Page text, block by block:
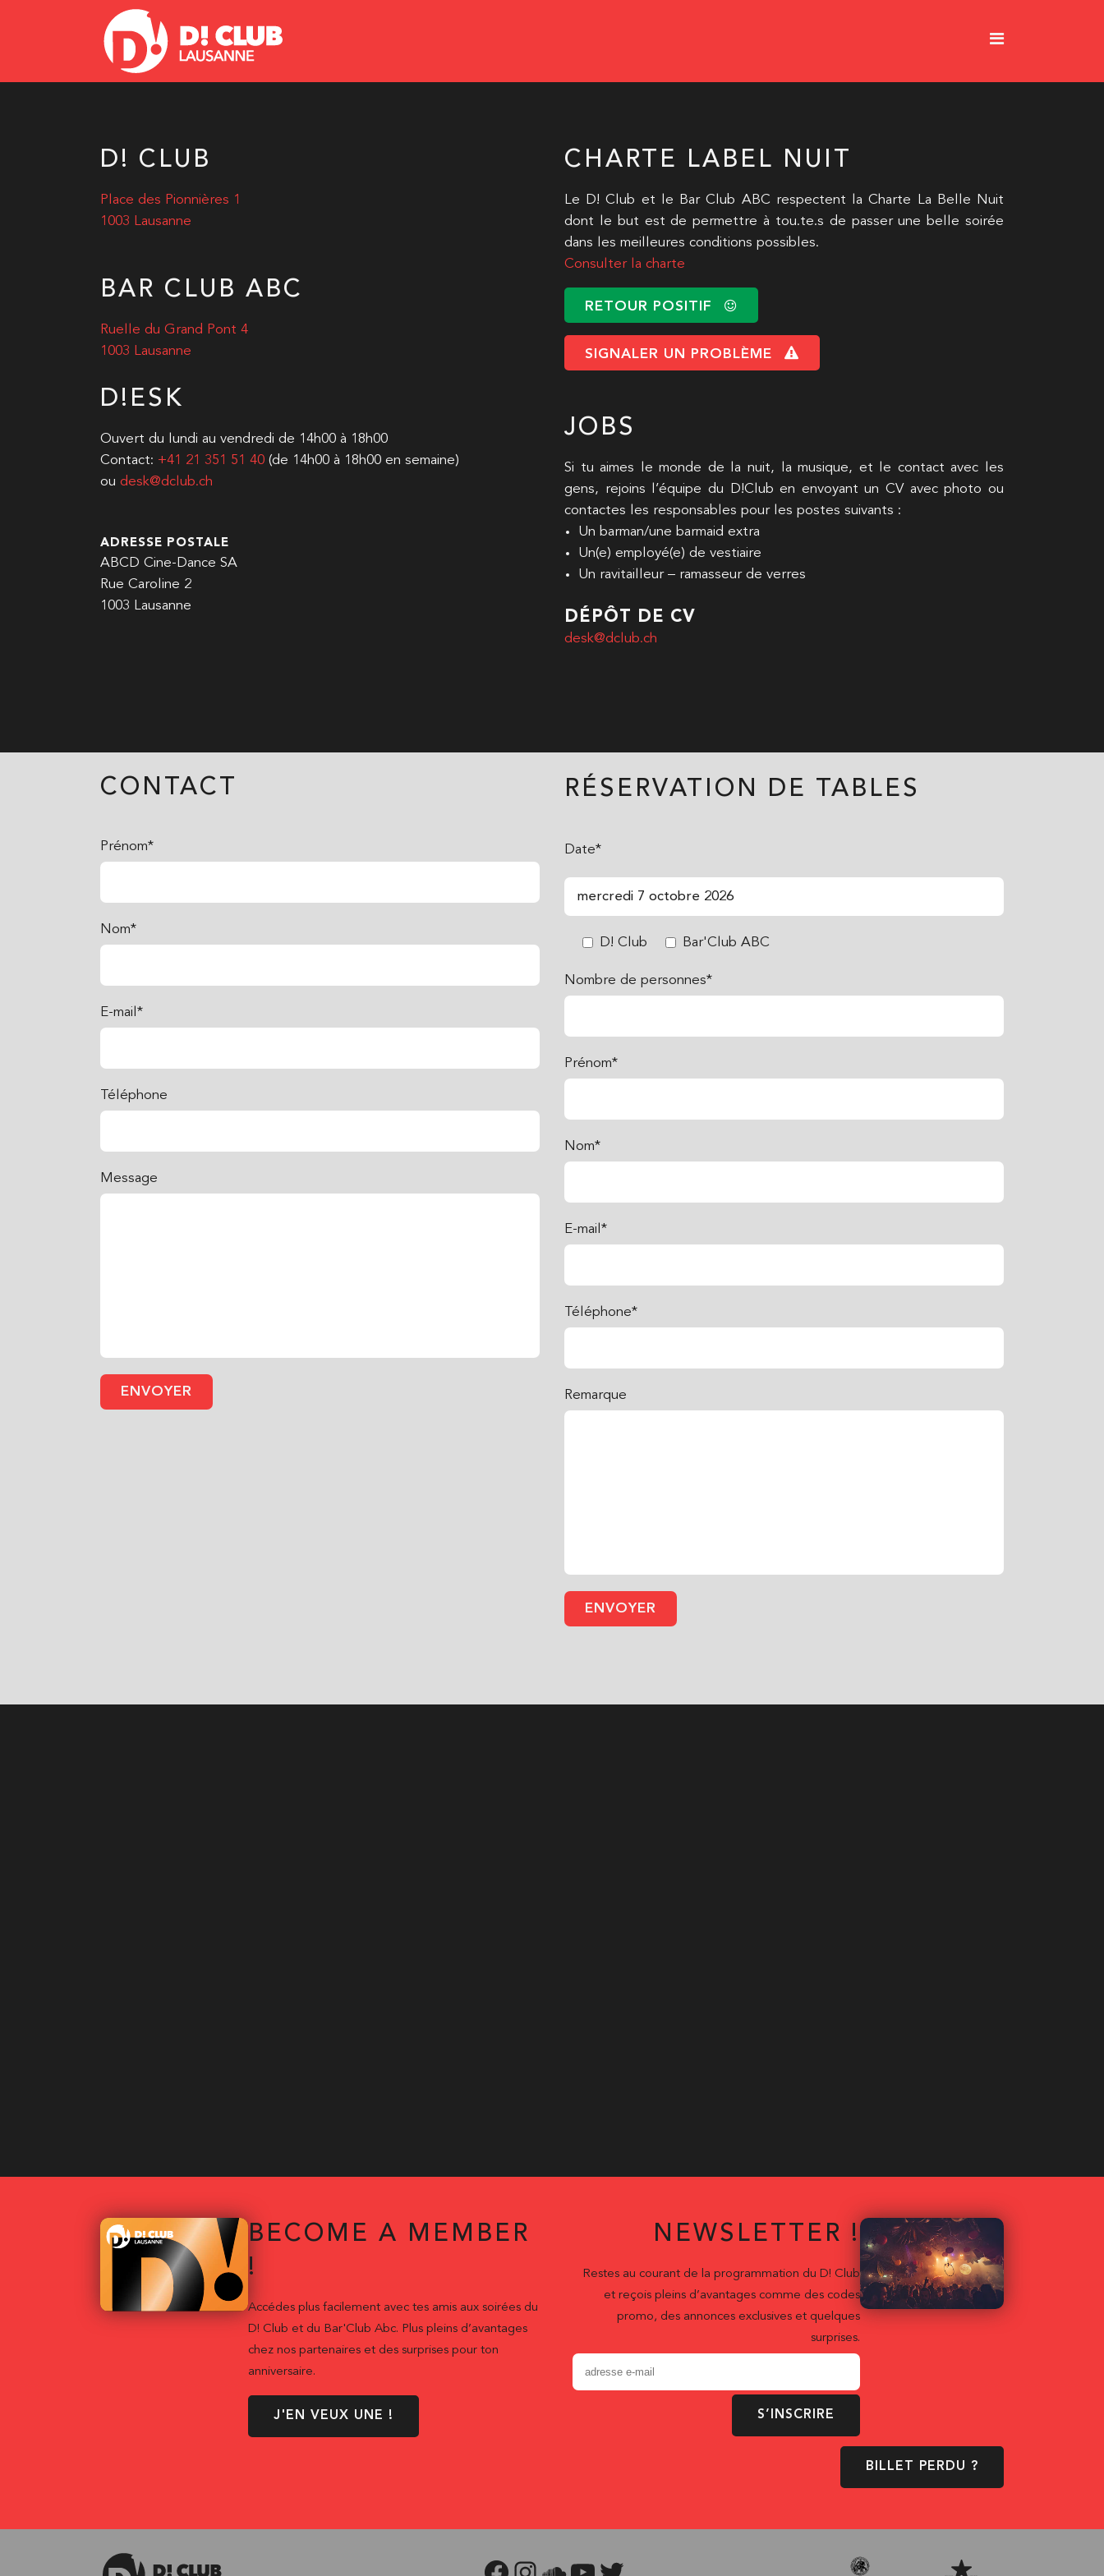
D! CLUB
Place des Pionnières 1
1003 Lausanne
BAR CLUB ABC
Ruelle du Grand Pont 4
1003 Lausanne
D!ESK
Ouvert du lundi au vendredi de 14h00 à 18h00
Contact: +41 21 351 51 40 (de 14h00 à 18h00 en semaine)
ou desk@dclub.ch
ADRESSE POSTALE
ABCD Cine-Dance SA
Rue Caroline 2
1003 Lausanne
CHARTE LABEL NUIT
Le D! Club et le Bar Club ABC respectent la Charte La Belle Nuit
dont le but est de permettre à tou.te.s de passer une belle soirée
dans les meilleures conditions possibles.
Consulter la charte
RETOUR POSITIF
SIGNALER UN PROBLÈME
JOBS
Si tu aimes le monde de la nuit, la musique, et le contact avec les
gens, rejoins l’équipe du D!Club en envoyant un CV avec photo ou
contactes les responsables pour les postes suivants :
Un barman/une barmaid extra
Un(e) employé(e) de vestiaire
Un ravitailleur – ramasseur de verres
DÉPÔT DE CV
desk@dclub.ch
CONTACT
Prénom*
Nom*
E-mail*
Téléphone
Message
RÉSERVATION DE TABLES
Date*
D! Club Bar'Club ABC
Nombre de personnes*
Prénom*
Nom*
E-mail*
Téléphone*
Remarque
BECOME A MEMBER
!
Accédes plus facilement avec tes amis aux soirées du
D! Club et du Bar'Club Abc. Plus pleins d’avantages
chez nos partenaires et des surprises pour ton
anniversaire.
J'EN VEUX UNE !
NEWSLETTER !
Restes au courant de la programmation du D! Club
et reçois pleins d’avantages comme des codes
promo, des annonces exclusives et quelques
surprises.
S’INSCRIRE
BILLET PERDU ?
FACEBOOKINSTAGRAM
SOUNDCLOUD
YOUTUBETWITTER